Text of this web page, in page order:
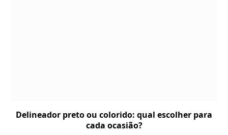
Delineador preto ou colorido: qual escolher para
cada ocasião?